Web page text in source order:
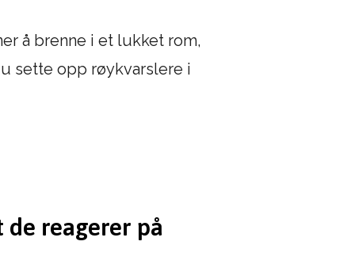
å brenne i et lukket rom,
sette opp røykvarslere i
reagerer på